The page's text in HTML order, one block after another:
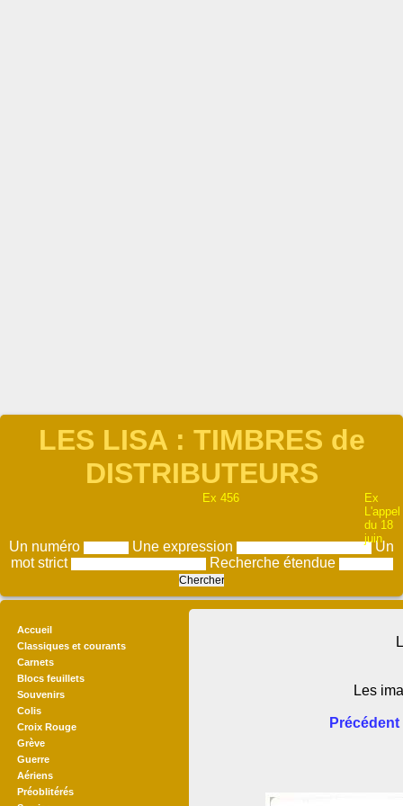
LES LISA : TIMBRES de
DISTRIBUTEURS
Ex 456
Ex
L'appel
du 18
juin
Un numéro Une expression
Un
mot strict
Recherche étendue
Accueil
Classiques et courants
Carnets
Blocs feuillets
Souvenirs
Colis
Croix Rouge
Grève
Guerre
Aériens
Préoblitérés
Les
Précédent